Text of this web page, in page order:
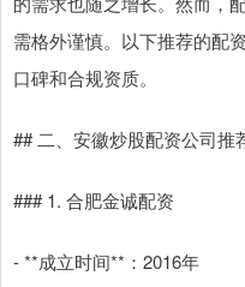
需格外谨慎。以下推荐的配
口碑和合规资质。
## 二、安徽炒股配资公司推
### 1. 合肥金诚配资
- **成立时间**：2016年